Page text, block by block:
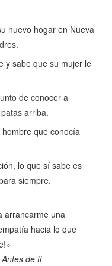
nuevo hogar en Nueva
y sabe que su mujer le
de conocer a
arriba.
que conocía
lo que sí sabe es
siempre.
arrancarme una
hacia lo que
Antes de ti